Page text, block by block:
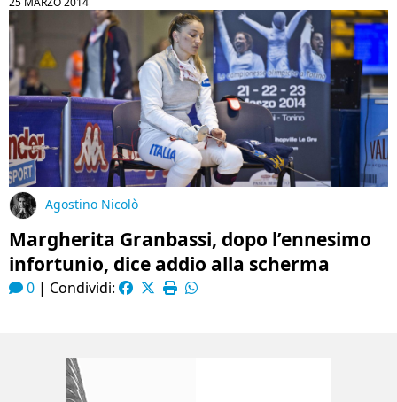
Agostino Nicolò
Margherita Granbassi, dopo l’ennesimo
infortunio, dice addio alla scherma
0 | Condividi: